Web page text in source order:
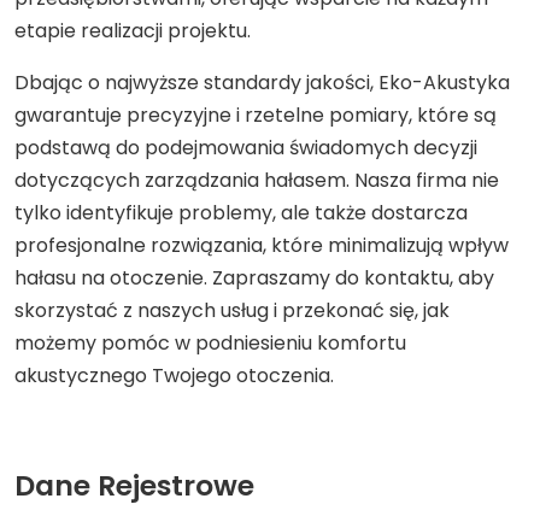
etapie realizacji projektu.
Dbając o najwyższe standardy jakości, Eko-Akustyka
gwarantuje precyzyjne i rzetelne pomiary, które są
podstawą do podejmowania świadomych decyzji
dotyczących zarządzania hałasem. Nasza firma nie
tylko identyfikuje problemy, ale także dostarcza
profesjonalne rozwiązania, które minimalizują wpływ
hałasu na otoczenie. Zapraszamy do kontaktu, aby
skorzystać z naszych usług i przekonać się, jak
możemy pomóc w podniesieniu komfortu
akustycznego Twojego otoczenia.
Dane Rejestrowe